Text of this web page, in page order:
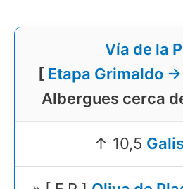
Vía de la
[ Etapa Grimaldo
Albergues cerca
↑ 10,5